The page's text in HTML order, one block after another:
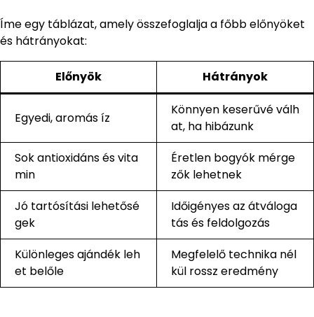
Íme egy táblázat, amely összefoglalja a főbb előnyöket
és hátrányokat:
Előnyök Hátrányok
Egyedi, aromás íz
Könnyen keserűvé válh
at, ha hibázunk
Sok antioxidáns és vita
min
Éretlen bogyók mérge
zők lehetnek
Jó tartósítási lehetősé
gek
Időigényes az átváloga
tás és feldolgozás
Különleges ajándék leh
et belőle
Megfelelő technika nél
kül rossz eredmény